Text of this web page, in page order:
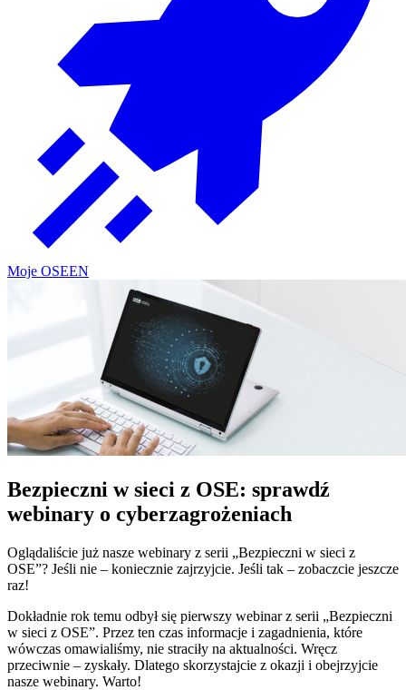
Moje OSEEN
Bezpieczni w sieci z OSE: sprawdź
webinary o cyberzagrożeniach
Oglądaliście już nasze webinary z serii „Bezpieczni w sieci z
OSE”? Jeśli nie – koniecznie zajrzyjcie. Jeśli tak – zobaczcie jeszcze
raz!
Dokładnie rok temu odbył się pierwszy webinar z serii „Bezpieczni
w sieci z OSE”. Przez ten czas informacje i zagadnienia, które
wówczas omawialiśmy, nie straciły na aktualności. Wręcz
przeciwnie – zyskały. Dlatego skorzystajcie z okazji i obejrzyjcie
nasze webinary. Warto!